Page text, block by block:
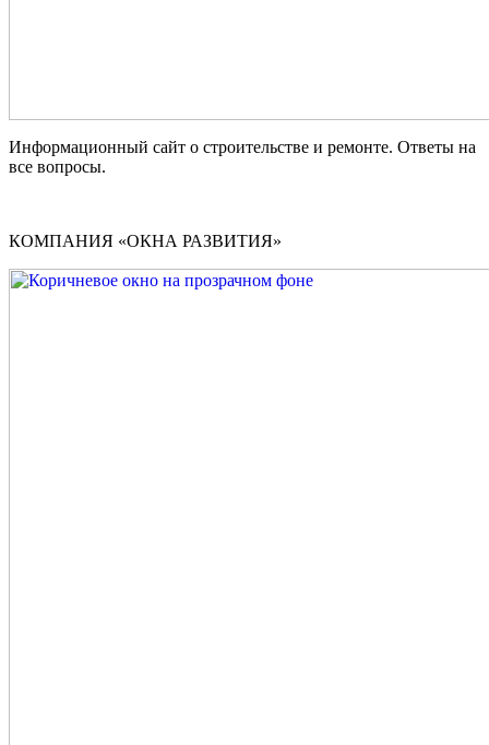
Информационный сайт о строительстве и ремонте. Ответы на
все вопросы.
КОМПАНИЯ «ОКНА РАЗВИТИЯ»